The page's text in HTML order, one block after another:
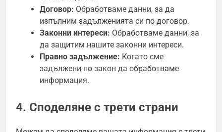
Договор: Обработваме данни, за да
изпълним задълженията си по договор.
Законни интереси: Обработваме данни, за
да защитим нашите законни интереси.
Правно задължение: Когато сме
задължени по закон да обработваме
информация.
4. Споделяне с трети страни